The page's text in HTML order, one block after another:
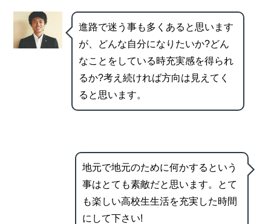
進路で迷う事も多くあると思います
が、どんな自分になりたいか?どん
なことをしている時充実感を得られ
るか?考え続ければ方向は見えてく
ると思います。
地元で地元のために何かするという
事はとても素敵だと思います。とて
も楽しい高校生生活を充実した時間
にして下さい!